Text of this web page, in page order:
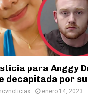
para Anggy
decapitada por
enero 14, 2023